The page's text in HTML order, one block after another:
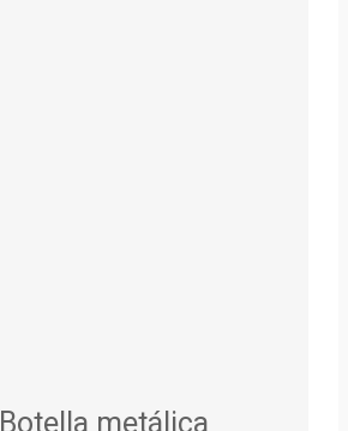
Botella metálica